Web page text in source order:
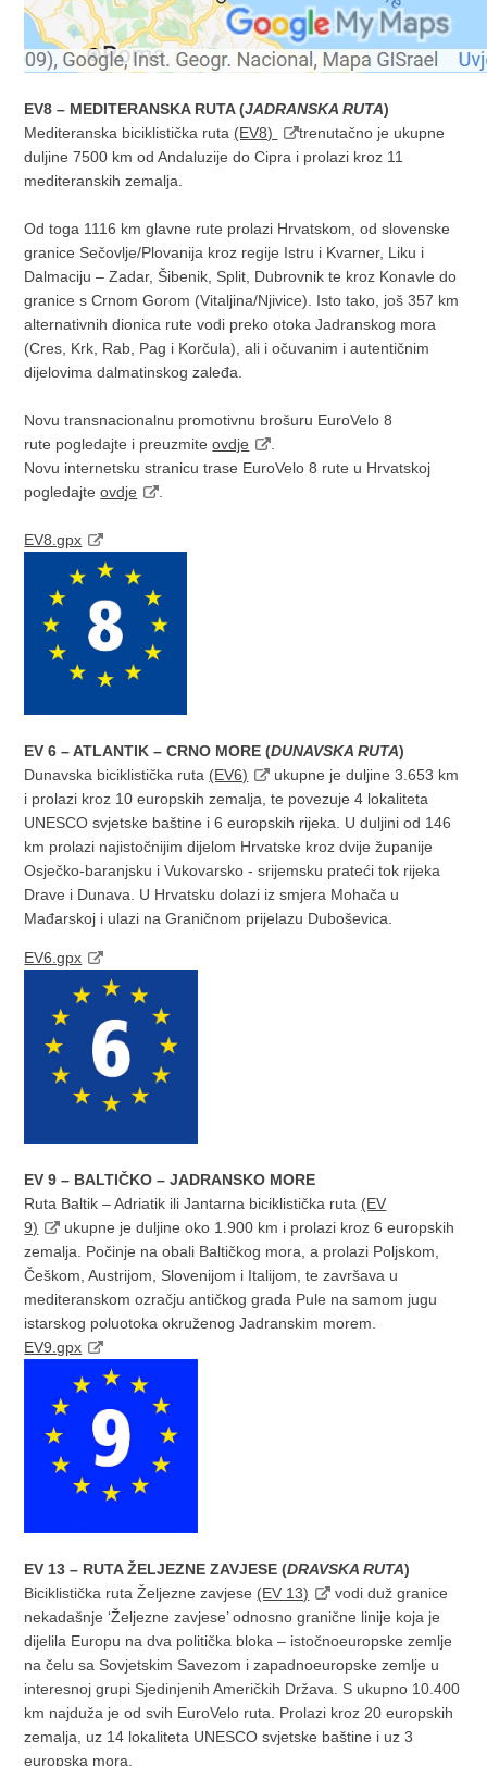
EV8 – MEDITERANSKA RUTA (JADRANSKA RUTA)
Mediteranska biciklistička ruta (EV8)
trenutačno je ukupne
duljine 7500 km od Andaluzije do Cipra i prolazi kroz 11
mediteranskih zemalja.
Od toga 1116 km glavne rute prolazi Hrvatskom, od slovenske
granice Sečovlje/Plovanija kroz regije Istru i Kvarner, Liku i
Dalmaciju – Zadar, Šibenik, Split, Dubrovnik te kroz Konavle do
granice s Crnom Gorom (Vitaljina/Njivice). Isto tako, još 357 km
alternativnih dionica rute vodi preko otoka Jadranskog mora
(Cres, Krk, Rab, Pag i Korčula), ali i očuvanim i autentičnim
dijelovima dalmatinskog zaleđa.
Novu transnacionalnu promotivnu brošuru EuroVelo 8
rute pogledajte i preuzmiteovdje
Novu internetsku stranicu trase EuroVelo 8 rute u Hrvatskoj
pogledajteovdje
EV8.gpx
EV 6 – ATLANTIK – CRNO MORE (DUNAVSKA RUTA)
Dunavska biciklistička ruta (EV6)
ukupne je duljine 3.653 km
i prolazi kroz 10 europskih zemalja, te povezuje 4 lokaliteta
UNESCO svjetske baštine i 6 europskih rijeka. U duljini od 146
km prolazi najistočnijim dijelom Hrvatske kroz dvije županije
Osječko-baranjsku i Vukovarsko - srijemsku prateći tok rijeka
Drave i Dunava. U Hrvatsku dolazi iz smjera Mohača u
Mađarskoj i ulazi na Graničnom prijelazu Duboševica.
EV6.gpx
EV 9 – BALTIČKO – JADRANSKO MORE
Ruta Baltik – Adriatik ili Jantarna biciklistička ruta (EV
9)
ukupne je duljine oko 1.900 km i prolazi kroz 6 europskih
zemalja. Počinje na obali Baltičkog mora, a prolazi Poljskom,
Češkom, Austrijom, Slovenijom i Italijom, te završava u
mediteranskom ozračju antičkog grada Pule na samom jugu
istarskog poluotoka okruženog Jadranskim morem.
EV9.gpx
EV 13 – RUTA ŽELJEZNE ZAVJESE (DRAVSKA RUTA)
Biciklistička ruta Željezne zavjese (EV 13)
vodi duž granice
nekadašnje ‘Željezne zavjese’ odnosno granične linije koja je
dijelila Europu na dva politička bloka – istočnoeuropske zemlje
na čelu sa Sovjetskim Savezom i zapadnoeuropske zemlje u
interesnoj grupi Sjedinjenih Američkih Država. S ukupno 10.400
km najduža je od svih EuroVelo ruta. Prolazi kroz 20 europskih
zemalja, uz 14 lokaliteta UNESCO svjetske baštine i uz 3
europska mora.